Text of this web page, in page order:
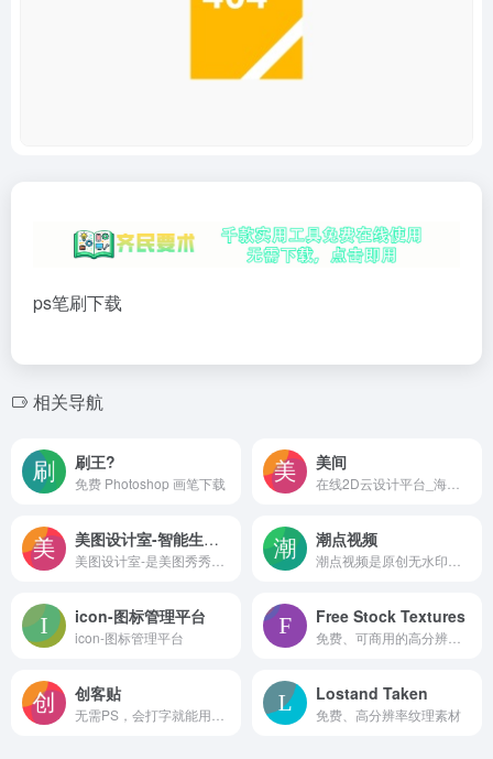
ps笔刷下载
相关导航
刷王?
免费 Photoshop 画笔下载
美间
美图设计室-智能生成海报-一键生成-免费设计平面设计编辑软件-免费模板图文素材 潮点视频
icon-图标管理平台
icon-图标管理平台
Free Stock Textures
创客贴 Lostand Taken
免费、高分辨率纹理素材